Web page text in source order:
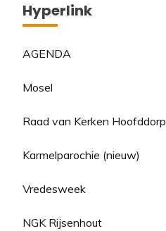
Hyperlink
AGENDA
Mosel
Raad van Kerken Hoofddorp
Karmelparochie (nieuw)
Vredesweek
NGK Rijsenhout